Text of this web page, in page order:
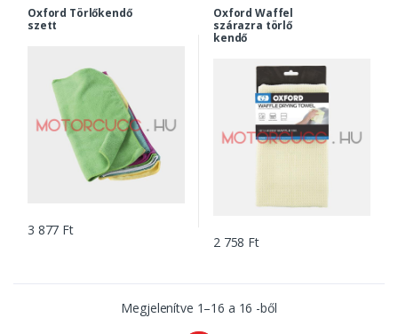
Oxford Törlőkendő
szett
3 877 Ft
Oxford Waffel
szárazra törlő
kendő
2 758 Ft
Megjelenítve 1–16 a 16 -ből